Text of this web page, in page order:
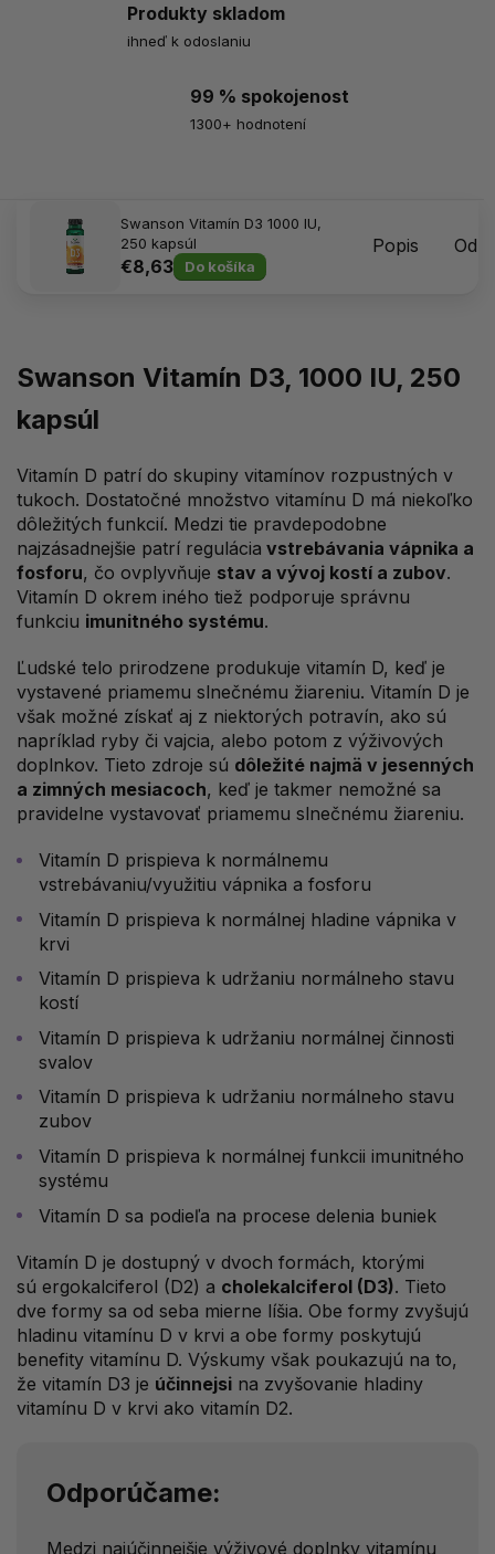
Produkty skladom
ihneď k odoslaniu
99 % spokojenost
1300+ hodnotení
Swanson Vitamín D3 1000 IU,
250 kapsúl
€8,63 Do košíka
Popis
Swanson Vitamín D3, 1000 IU, 250
kapsúl
Vitamín D patrí do skupiny vitamínov rozpustných v
tukoch. Dostatočné množstvo vitamínu D má niekoľko
dôležitých funkcií. Medzi tie pravdepodobne
najzásadnejšie patrí regulácia vstrebávania vápnika a
fosforu, čo ovplyvňuje stav a vývoj kostí a zubov.
Vitamín D okrem iného tiež podporuje správnu
funkciu imunitného systému.
Ľudské telo prirodzene produkuje vitamín D, keď je
vystavené priamemu slnečnému žiareniu. Vitamín D je
však možné získať aj z niektorých potravín, ako sú
napríklad ryby či vajcia, alebo potom z výživových
doplnkov. Tieto zdroje sú dôležité najmä v jesenných
a zimných mesiacoch, keď je takmer nemožné sa
pravidelne vystavovať priamemu slnečnému žiareniu.
Vitamín D prispieva k normálnemu
vstrebávaniu/využitiu vápnika a fosforu
Vitamín D prispieva k normálnej hladine vápnika v
krvi
Vitamín D prispieva k udržaniu normálneho stavu
kostí
Vitamín D prispieva k udržaniu normálnej činnosti
svalov
Vitamín D prispieva k udržaniu normálneho stavu
zubov
Vitamín D prispieva k normálnej funkcii imunitného
systému
Vitamín D sa podieľa na procese delenia buniek
Vitamín D je dostupný v dvoch formách, ktorými
sú ergokalciferol (D2) a cholekalciferol (D3). Tieto
dve formy sa od seba mierne líšia. Obe formy zvyšujú
hladinu vitamínu D v krvi a obe formy poskytujú
benefity vitamínu D. Výskumy však poukazujú na to,
že vitamín D3 je účinnejsi na zvyšovanie hladiny
vitamínu D v krvi ako vitamín D2.
Odporúčame:
Medzi najúčinnejšie výživové doplnky vitamínu